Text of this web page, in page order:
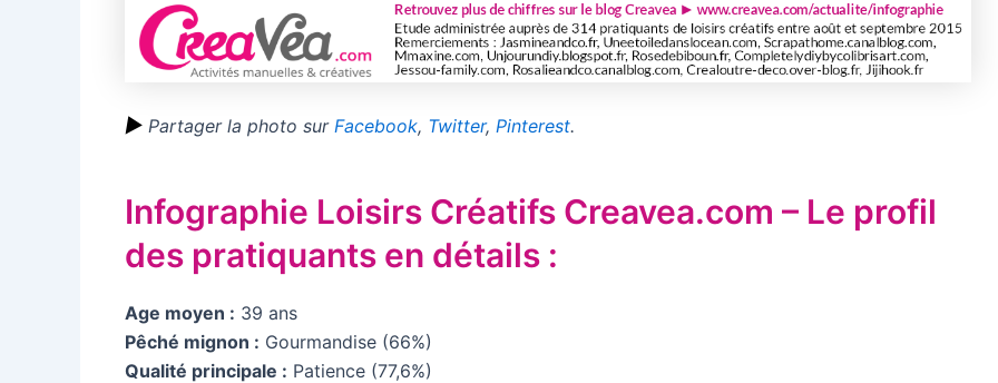
► Partager la photo sur Facebook, Twitter, Pinterest.
Infographie Loisirs Créatifs Creavea.com – Le profil
des pratiquants en détails :
Age moyen : 39 ans
Pêché mignon : Gourmandise (66%)
Qualité principale : Patience (77,6%)